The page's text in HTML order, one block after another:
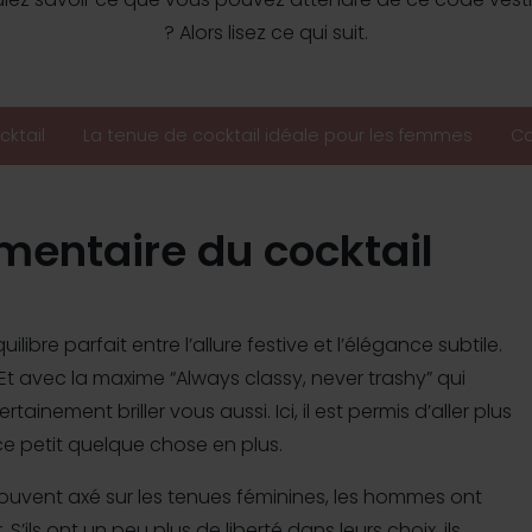
? Alors lisez ce qui suit.
La tenue de cocktail idéale pour les femmes
du cocktail
parfait entre l’allure festive et l’élégance subtile.
avec la maxime “Always classy, never trashy” qui
briller vous aussi. Ici, il est permis d’aller plus
petit quelque chose en plus.
axé sur les tenues féminines, les hommes ont